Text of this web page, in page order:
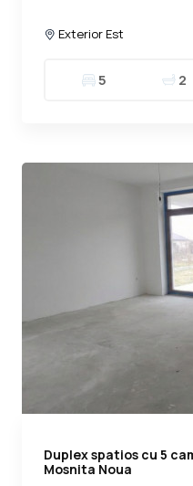
Exterior Est
5 2
Duplex spatios cu 5
Mosnita Noua